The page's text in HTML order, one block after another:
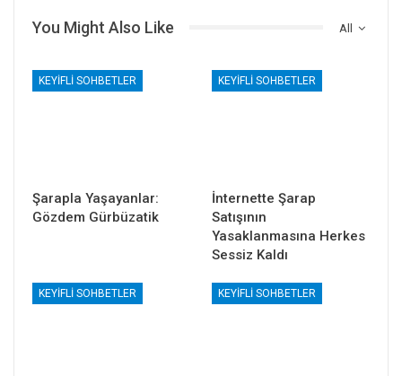
All
You Might Also Like
KEYIFLI SOHBETLER
Şarapla Yaşayanlar:
Gözdem Gürbüzatik
KEYIFLI SOHBETLER
İnternette Şarap
Satışının
Yasaklanmasına Herkes
Sessiz Kaldı
KEYIFLI SOHBETLER KEYIFLI SOHBETLER